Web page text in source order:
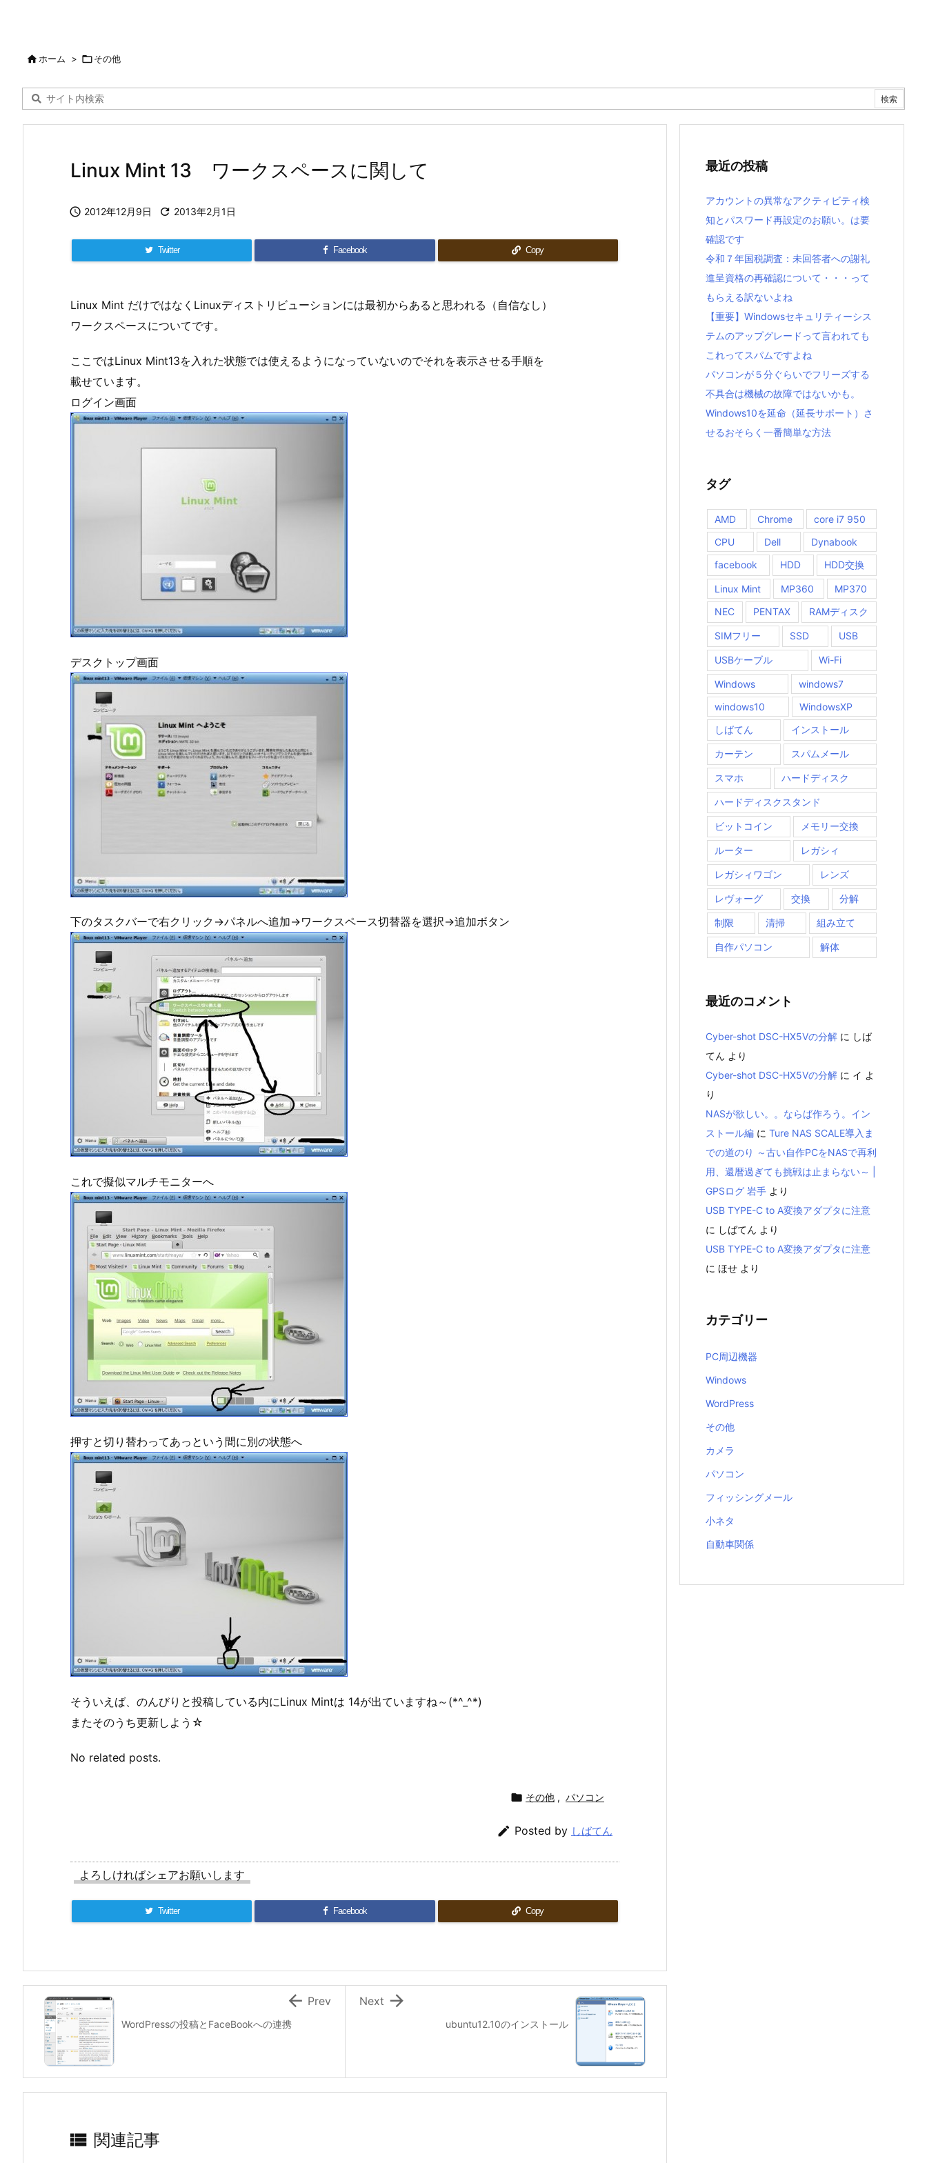
ホーム > その他
Linux Mint 13 ワークスペースに関して
 2012年12月9日  2013年2月1日
Twitter Facebook Copy
Linux Mint だけではなくLinuxディストリビューションには最初からあると思われる（自信なし）
ワークスペースについてです。
ここではLinux Mint13を入れた状態では使えるようになっていないのでそれを表示させる手順を
載せています。
ログイン画面
デスクトップ画面
下のタスクバーで右クリック→パネルへ追加→ワークスペース切替器を選択→追加ボタン
これで擬似マルチモニターへ
押すと切り替わってあっという間に別の状態へ
そういえば、のんびりと投稿している内にLinux Mintは 14が出ていますね～(*^_^*)
またそのうち更新しよう☆
No related posts.
 その他 , パソコン
 Posted by しばてん
よろしければシェアお願いします
Twitter Facebook Copy
ubuntu12.10のインストール

Next
WordPressの投稿とFaceBookへの連携
 Prev
 関連記事
最近の投稿
アカウントの異常なアクティビティ検
知とパスワード再設定のお願い。は要
確認です
令和７年国税調査：未回答者への謝礼
進呈資格の再確認について・・・って
もらえる訳ないよね
【重要】Windowsセキュリティーシス
テムのアップグレードって言われても
これってスパムですよね
パソコンが５分ぐらいでフリーズする
不具合は機械の故障ではないかも。
Windows10を延命（延長サポート）さ
せるおそらく一番簡単な方法
タグ
AMD Chrome
core i7 950
CPU
Dell
Dynabook
facebook
HDD HDD交換
Linux Mint MP360
MP370
NEC
PENTAX RAMディスク
SIMフリー SSD USB
USBケーブル Wi-Fi
Windows
windows7
windows10
WindowsXP
しばてん
インストール
カーテン スパムメール
スマホ ハードディスク
ハードディスクスタンド
ビットコイン メモリー交換
ルーター レガシィ
レガシィワゴン レンズ
レヴォーグ 交換 分解
制限 清掃 組み立て
自作パソコン 解体
最近のコメント
Cyber-shot DSC-HX5Vの分解 に しば
てん より
Cyber-shot DSC-HX5Vの分解 に イ よ
り
NASが欲しい。。ならば作ろう。イン
ストール編 に Ture NAS SCALE導入ま
での道のり ～古い自作PCをNASで再利
用、還暦過ぎても挑戦は止まらない～ |
GPSログ 岩手 より
USB TYPE-C to A変換アダプタに注意
に しばてん より
USB TYPE-C to A変換アダプタに注意
に ほせ より
カテゴリー
PC周辺機器
Windows
WordPress
その他
カメラ
パソコン
フィッシングメール
小ネタ
自動車関係